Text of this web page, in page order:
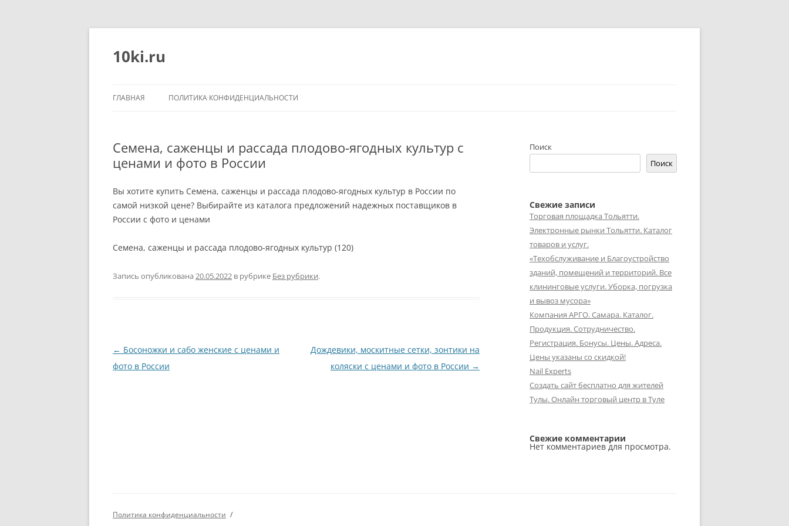
Перейти
содержимому
10ki.ru
ГЛАВНАЯ ПОЛИТИКА КОНФИДЕНЦИАЛЬНОСТИ
Семена, саженцы и рассада плодово-ягодных культур с
ценами и фото в России
Вы хотите купить Семена, саженцы и рассада плодово-ягодных культур в России по
самой низкой цене? Выбирайте из каталога предложений надежных поставщиков в
России с фото и ценами
Семена, саженцы и рассада плодово-ягодных культур (120)
Запись опубликована 20.05.2022 в рубрике Без рубрики.
Навигация
по
← Босоножки и сабо женские с ценами и
фото в России
Дождевики, москитные сетки, зонтики на
коляски с ценами и фото в России →
Поиск
Поиск
Свежие записи
Торговая площадка Тольятти.
Электронные рынки Тольятти. Каталог
товаров и услуг.
«Техобслуживание и Благоустройство
зданий, помещений и территорий. Все
клининговые услуги. Уборка, погрузка
и вывоз мусора»
Компания АРГО. Самара. Каталог.
Продукция. Сотрудничество.
Регистрация. Бонусы. Цены. Адреса.
Цены указаны со скидкой!
Nail Experts
Создать сайт бесплатно для жителей
Тулы. Онлайн торговый центр в Туле
Свежие комментарии
Нет комментариев для просмотра.
Политика конфиденциальности